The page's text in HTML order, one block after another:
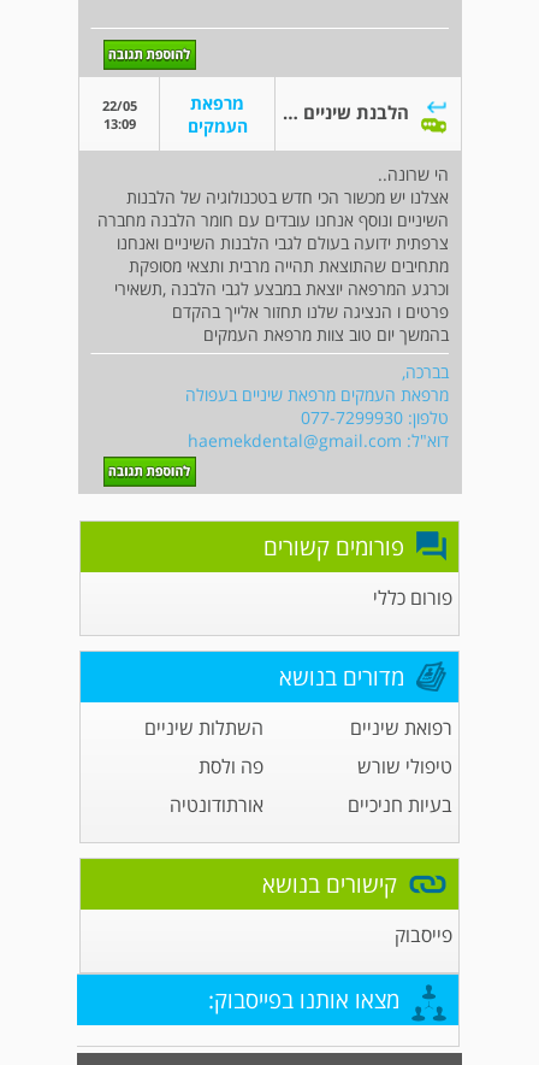
הלבנת שיניים הכי טובה
מרפאת
העמקים
22/05
13:09
הי שרונה..
אצלנו יש מכשור הכי חדש בטכנולוגיה של הלבנות
השיניים ונוסף אנחנו עובדים עם חומר הלבנה מחברה
צרפתית ידועה בעולם לגבי הלבנות השיניים ואנחנו
מתחיבים שהתוצאת תהייה מרבית ותצאי מסופקת
וכרגע המרפאה יוצאת במבצע לגבי הלבנה ,תשאירי
פרטים ו הנציגה שלנו תחזור אלייך בהקדם
בהמשך יום טוב צוות מרפאת העמקים
בברכה,
מרפאת העמקים מרפאת שיניים בעפולה
טלפון: 077-7299930
דוא"ל: haemekdental@gmail.com
פורומים קשורים
פורום כללי
מדורים בנושא
רפואת שיניים
השתלות שיניים
טיפולי שורש
פה ולסת
בעיות חניכיים
אורתודונטיה
קישורים בנושא
פייסבוק
מצאו אותנו בפייסבוק: